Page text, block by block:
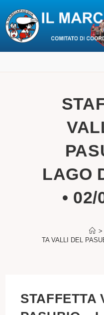
al
LAGO
• 02/
>
STAFFETTA VALLI DEL
STAFFETTA